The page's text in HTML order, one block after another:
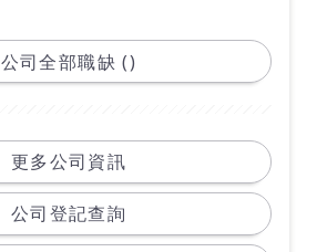
公司全部職缺 ()
更多公司資訊
公司登記查詢